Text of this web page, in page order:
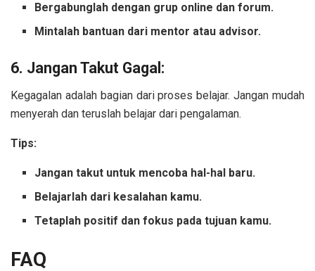
Bergabunglah dengan grup online dan forum.
Mintalah bantuan dari mentor atau advisor.
6. Jangan Takut Gagal:
Kegagalan adalah bagian dari proses belajar. Jangan mudah
menyerah dan teruslah belajar dari pengalaman.
Tips:
Jangan takut untuk mencoba hal-hal baru.
Belajarlah dari kesalahan kamu.
Tetaplah positif dan fokus pada tujuan kamu.
FAQ